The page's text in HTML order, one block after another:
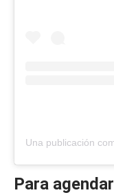
Para agendar